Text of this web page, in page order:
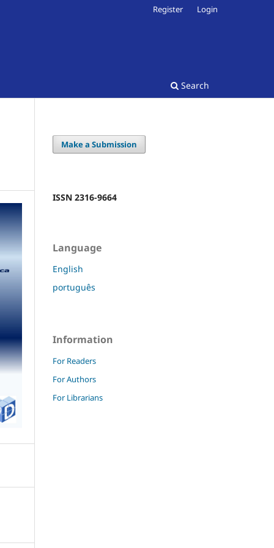
Search
Register Login
Make a Submission
ISSN 2316-9664
Language
English
português
Information
For Readers
For Authors
For Librarians